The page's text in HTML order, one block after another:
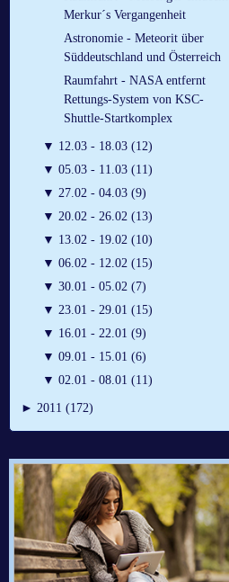
Merkur´s Vergangenheit
Astronomie - Meteorit über
Süddeutschland und Österreich
Raumfahrt - NASA entfernt
Rettungs-System von KSC-
Shuttle-Startkomplex
▼ 12.03 - 18.03 (12)
▼ 05.03 - 11.03 (11)
▼ 27.02 - 04.03 (9)
▼ 20.02 - 26.02 (13)
▼ 13.02 - 19.02 (10)
▼ 06.02 - 12.02 (15)
▼ 30.01 - 05.02 (7)
▼ 23.01 - 29.01 (15)
▼ 16.01 - 22.01 (9)
▼ 09.01 - 15.01 (6)
▼ 02.01 - 08.01 (11)
► 2011 (172)